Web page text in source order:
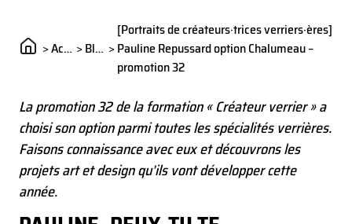
une AI.
> Actualités > Blog >
[Portraits de créateurs·trices verriers·ères]
Pauline Repussard option Chalumeau –
promotion 32
La promotion 32 de la formation « Créateur verrier » a
choisi son option parmi toutes les spécialités verrières.
Faisons connaissance avec eux et découvrons les
projets art et design qu’ils vont développer cette
année.